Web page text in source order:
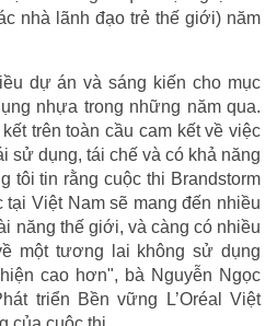
nhà lãnh đạo trẻ thế giới) năm
dự án và sáng kiến cho mục
nhựa trong những năm qua.
trên toàn cầu cam kết về việc
sử dụng, tái chế và có khả năng
tôi tin rằng cuộc thi Brandstorm
Việt Nam sẽ mang đến nhiều
năng thế giới, và càng có nhiều
một tương lai không sử dụng
cao hơn", bà Nguyễn Ngọc
triển Bền vững L’Oréal Việt